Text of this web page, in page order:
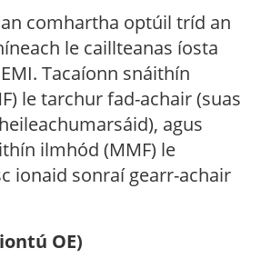
comhartha optúil tríd an
le caillteanas íosta
Tacaíonn snáithín
le tarchur fad-achair (suas
agus
ilmhód (MMF) le
ionaid sonraí gearr-achair
OE)